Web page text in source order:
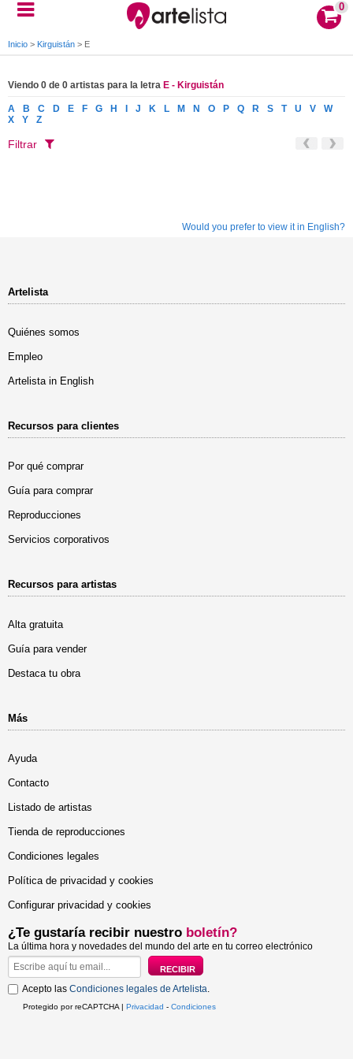
0
Inicio > Kirguistán > E
Viendo 0 de 0 artistas para la letra E - Kirguistán
A B C D E F G H J K L M N O P Q R S T U V
W
X
Y Z
Filtrar
Would you prefer to view it in English?
Artelista
Quiénes somos
Empleo
Artelista in English
Recursos para clientes
Por qué comprar
Guía para comprar
Reproducciones
Servicios corporativos
Recursos para artistas
Alta gratuita
Guía para vender
Destaca tu obra
Más
Ayuda
Contacto
Listado de artistas
Tienda de reproducciones
Condiciones legales
Política de privacidad y cookies
Configurar privacidad y cookies
¿Te gustaría recibir nuestro boletín?
La última hora y novedades del mundo del arte en tu correo electrónico
Acepto las Condiciones legales de Artelista.
Protegido por reCAPTCHA | Privacidad - Condiciones